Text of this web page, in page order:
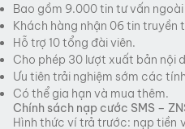
Bao gồm 9.000 tin tư vấn ngoài
Khách hàng nhận 06 tin
Hỗ trợ 10 tổng đài viên.
Cho phép 30 lượt xuất bản nội
Ưu tiên trải nghiệm sớm các
Có thể gia hạn và mua thêm.
Chính sách nạp cước SMS –
Hình thức ví trả trước: nạp tiền